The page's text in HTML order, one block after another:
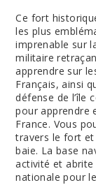
Ce fort
les plus
imprenable sur
militaire
apprendre sur
Français, ainsi
défense de l’île
pour apprendre
France. Vous
travers le fort et
baie. La base
activité et
nationale pour